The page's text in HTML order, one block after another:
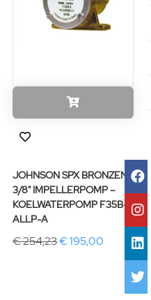
JOHNSON SPX BRONZEN
3/8" IMPELLERPOMP –
KOELWATERPOMP F35B-8
ALLP-A
€ 254,23€ 195,00